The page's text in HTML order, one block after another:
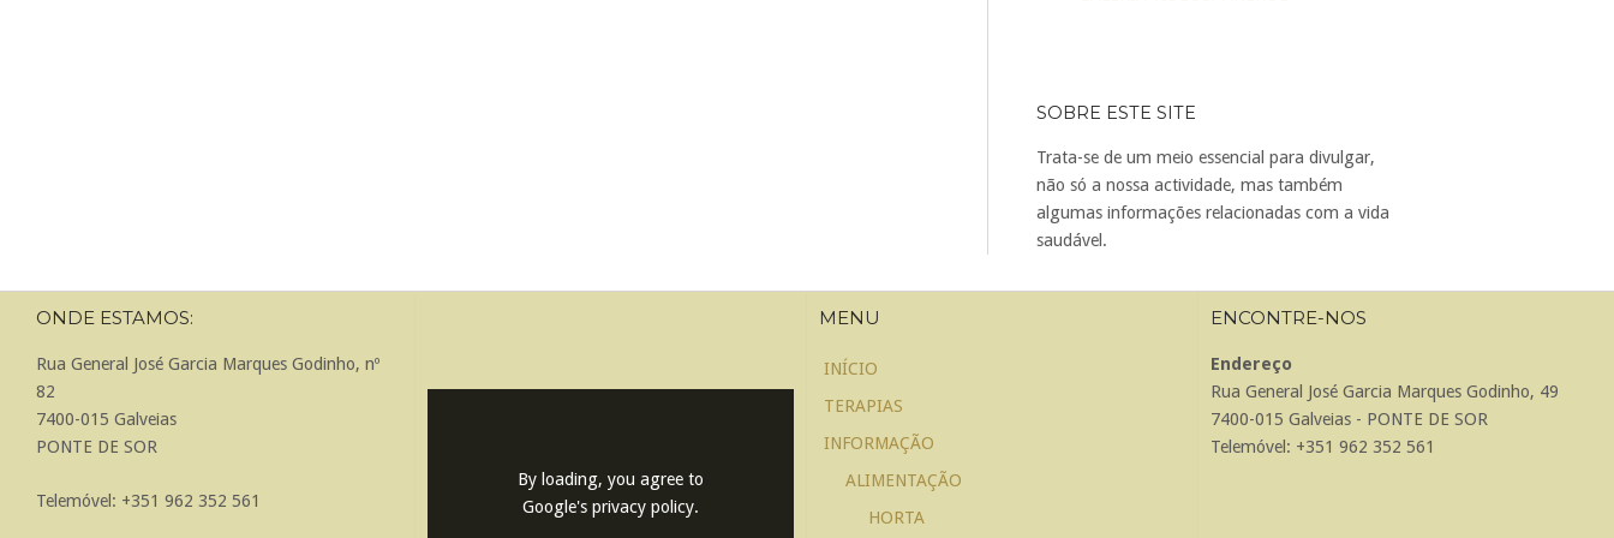
SOBRE ESTE SITE
Trata-se de um meio essencial para divulgar,
não só a nossa actividade, mas também
algumas informações relacionadas com a vida
saudável.
ONDE ESTAMOS:
Rua General José Garcia Marques Godinho, nº
82
7400-015 Galveias
PONTE DE SOR
Telemóvel: +351 962 352 561
By loading, you agree to
Google's privacy policy.
MENU
INÍCIO
TERAPIAS
INFORMAÇÃO
ALIMENTAÇÃO
HORTA
ENCONTRE-NOS
Endereço
Rua General José Garcia Marques Godinho, 49
7400-015 Galveias - PONTE DE SOR
Telemóvel: +351 962 352 561